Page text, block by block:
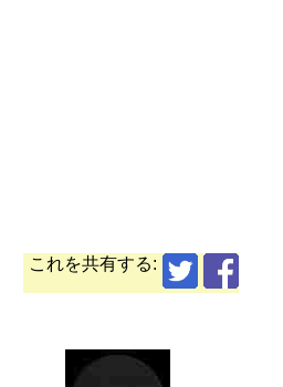
これを共有する: